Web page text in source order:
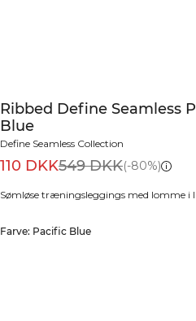
Ribbed Define Seamless
Blue
Define Seamless Collection
110 DKK549 DKK(-80%)
Sømløse træningsleggings med lomme i
Farve: Pacific Blue